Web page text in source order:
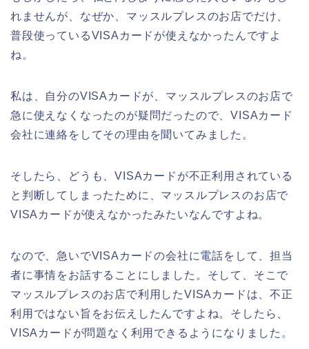
れませんが、なぜか、マッスルプレスのお店でだけ、
普段使っているVISAカードが使えなかったんですよ
ね。
私は、自分のVISAカードが、マッスルプレスのお店で
急に使えなくなったのが疑問だったので、VISAカード
会社に連絡をしてその理由を聞いてみました。
そしたら、どうも、VISAカードが不正利用されている
と判断してしまったために、マッスルプレスのお店で
VISAカードが使えなかったみたいなんですよね。
なので、急いでVISAカードの会社に電話をして、担当
者に事情をお話することにしました。そして、そこで
マッスルプレスのお店で利用したVISAカードは、不正
利用ではない旨をお伝えしたんですよね。そしたら、
VISAカードが問題なく利用できるようになりました。